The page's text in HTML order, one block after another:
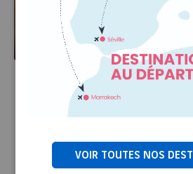
Le Pass Loisirs
Culture
VOIR TOUTES NOS